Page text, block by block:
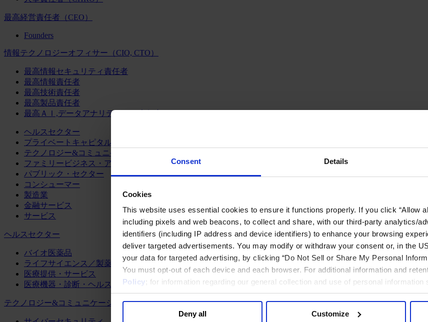
Consent Details
Cookies
This website uses essential cookies to ensure it functions properly. If you click “Allow
including pixels and web beacons, to collect and share, with our third-party analytics/
identifiers (including IP address and device identifiers) to enhance your browsing
deliver targeted advertisements. You may modify or withdraw your consent or, in the
your data for targeted advertising, by clicking “Do Not Sell or Share My Personal
You must opt-out of each device and each browser. For additional information and
Policy; for information regarding our general collection and use of personal information
Deny all Customize
最高経営責任者（CEO）
Founders
情報テクノロジーオフィサー（CIO, CTO）
最高情報セキュリティ責任者
最高情報責任者
最高技術責任者
最高製品責任者
最高ＡＩ,データアナリティクス責任者
ヘルスセクター
プライベートキャピタル
テクノロジー&コミュニケーション
ファミリービジネス・アドバイザリー
パブリック・セクター
コンシューマー
製造業
金融サービス
サービス
ヘルスセクター
バイオ医薬品
ライフサイエンス／製薬
医療提供・サービス
医療機器・診断・ヘルスケアテクノロジー
テクノロジー&コミュニケーション